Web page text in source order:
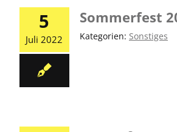
5
Juli 2022
Sommerfest
Kategorien: Sonstiges